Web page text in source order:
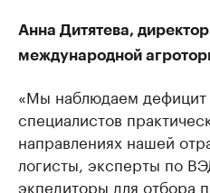
Анна Дитятева,
международной
«Мы наблюдаем дефицит
специалистов
направлениях нашей
логисты, эксперты по
экпедиторы для отбора